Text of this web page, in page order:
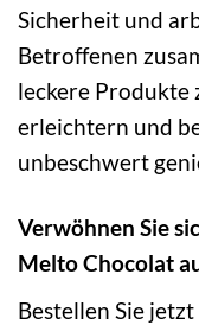
Sicherheit und
Betroffenen
leckere Produkte
erleichtern und
unbeschwert
Verwöhnen Sie
Melto Chocolat
Bestellen Sie